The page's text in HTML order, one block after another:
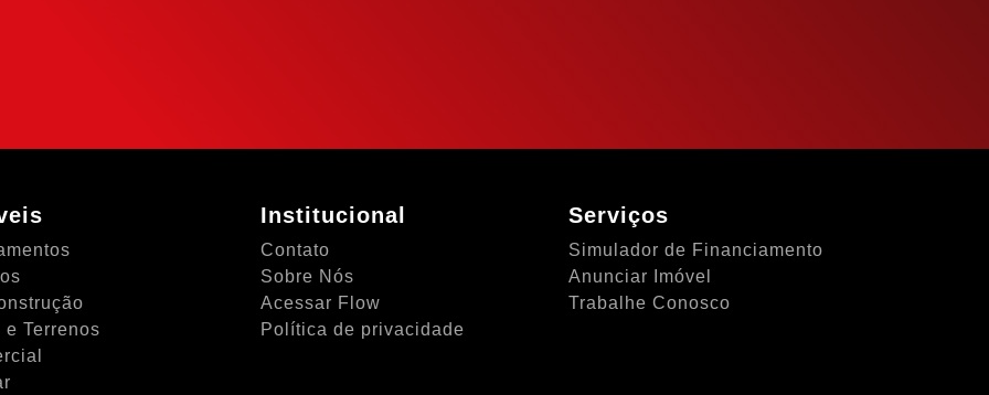
e Terrenos
Institucional
Contato
Sobre Nós
Acessar Flow
Política de privacidade
Serviços
Simulador de Financiamento
Anunciar Imóvel
Trabalhe Conosco